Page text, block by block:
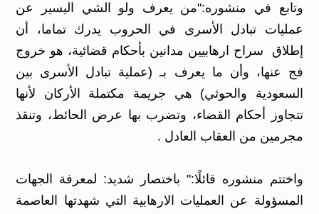
وتابع في منشوره:"من يعرف ولو الشي اليسير عن
عمليات تبادل الأسرى في الحروب يدرك تماما، أن
إطلاق سراح ارهابيين مدانين بأحكام قضائية، هو خروج
فج عنها، وأن ما يعرف بـ (عملية تبادل الأسرى بين
السعودية والحوثي) هي جريمة مكتملة الأركان لأنها
تتجاوز أحكام القضاء، وتضرب بها عرض الحائط، وتنقذ
مجرمين من العقاب العادل .
واختتم منشوره قائلًا:" باختصار شديد: لمعرفة الجهات
المسؤولة عن العمليات الارهابية التي شهدتها العاصمة